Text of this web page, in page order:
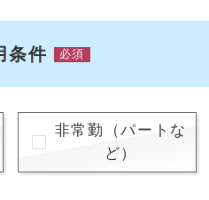
条件 必須
非常勤（パートな
ど）